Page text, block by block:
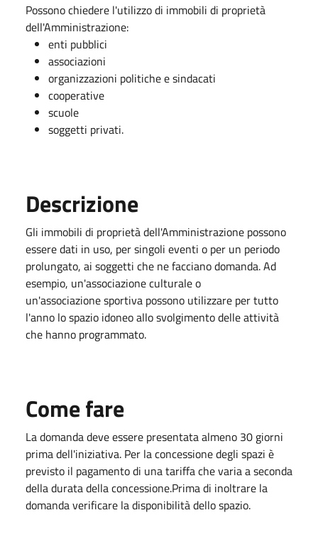
Possono chiedere l'utilizzo di immobili di proprietà
dell'Amministrazione:
enti pubblici
associazioni
organizzazioni politiche e sindacati
cooperative
scuole
soggetti privati.
Descrizione
Gli immobili di proprietà dell'Amministrazione possono
essere dati in uso, per singoli eventi o per un periodo
prolungato, ai soggetti che ne facciano domanda. Ad
esempio, un'associazione culturale o
un'associazione sportiva possono utilizzare per tutto
l'anno lo spazio idoneo allo svolgimento delle attività
che hanno programmato.
Come fare
La domanda deve essere presentata almeno 30 giorni
prima dell'iniziativa. Per la concessione degli spazi è
previsto il pagamento di una tariffa che varia a seconda
della durata della concessione.Prima di inoltrare la
domanda verificare la disponibilità dello spazio.